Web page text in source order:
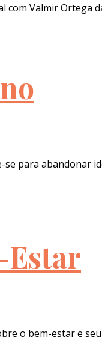
com Valmir Ortega
para abandonar
Estar
o bem-estar e